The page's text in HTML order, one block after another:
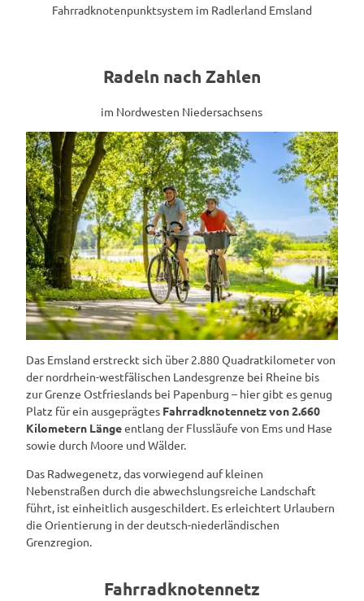
Fahrradknotenpunktsystem im Radlerland Emsland
Radeln nach Zahlen
im Nordwesten Niedersachsens
Das Emsland erstreckt sich über 2.880 Quadratkilometer von
der nordrhein-westfälischen Landesgrenze bei Rheine bis
zur Grenze Ostfrieslands bei Papenburg – hier gibt es genug
Platz für ein ausgeprägtes Fahrradknotennetz von 2.660
Kilometern Längeentlang der Flussläufe von Ems und Hase
sowie durch Moore und Wälder.
Das Radwegenetz, das vorwiegend auf kleinen
Nebenstraßen durch die abwechslungsreiche Landschaft
führt, ist einheitlich ausgeschildert. Es erleichtert Urlaubern
die Orientierung in der deutsch-niederländischen
Grenzregion.
Fahrradknotennetz